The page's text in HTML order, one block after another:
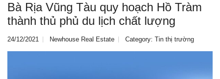
Bà Rịa Vũng Tàu quy hoạch Hồ Tràm
thành thủ phủ du lịch chất lượng
24/12/2021 Newhouse Real Estate Category: Tin thị trường